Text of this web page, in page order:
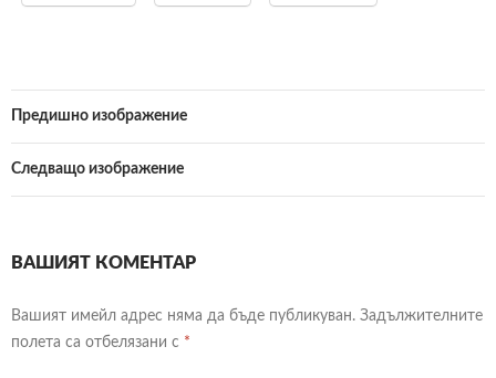
Предишно изображение
Следващо изображение
ВАШИЯТ КОМЕНТАР
Вашият имейл адрес няма да бъде публикуван. Задължителните
полета са отбелязани с *